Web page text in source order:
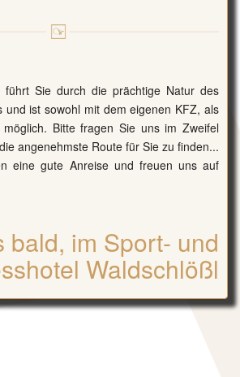
Sie durch die prächtige Natur des
und ist sowohl mit dem eigenen KFZ, als
Bitte fragen Sie uns im Zweifel
angenehmste Route für Sie zu finden...
eine gute Anreise und freuen uns auf
bald, im Sport- und
Waldschlößl